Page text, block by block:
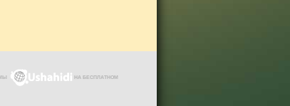
НА БЕСПЛАТНОМ